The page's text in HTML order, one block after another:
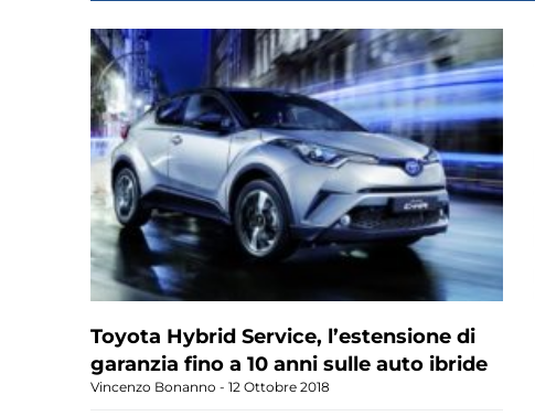
Toyota Hybrid Service, l’estensione di
garanzia fino a 10 anni sulle auto ibride
Vincenzo Bonanno 12 Ottobre 2018